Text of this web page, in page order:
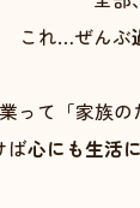
これ…ぜんぶ
って「家族の
ば心にも生活